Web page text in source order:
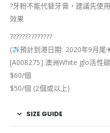
?牙粉不能代替牙膏，建議先使
效果
??????????????
(
預計到港日期: 2020年9月尾
[A008275] 澳洲White glo活性
$60/個
$50/個 (2個或以上)
SIZE GUIDE